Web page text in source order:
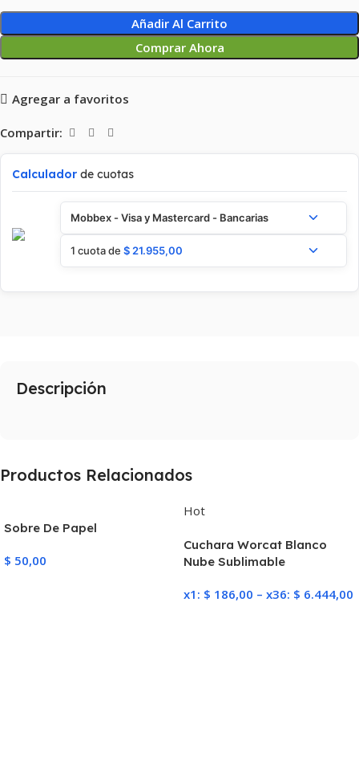
Añadir Al Carrito
Comprar Ahora
Agregar a favoritos
Compartir:
Calculador de cuotas
Mobbex - Visa y Mastercard - Bancarias
1 cuota de $ 21.955,00
Descripción
Productos Relacionados
Sobre De Papel
$ 50,00
Hot
Cuchara Worcat Blanco
Nube Sublimable
x1: $ 186,00 – x36: $ 6.444,00